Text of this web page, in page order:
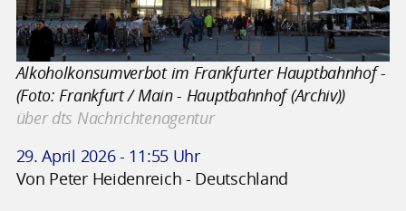
Alkoholkonsumverbot im Frankfurter Hauptbahnhof -
(Foto: Frankfurt / Main - Hauptbahnhof (Archiv))
über dts Nachrichtenagentur
29. April 2026 - 11:55 Uhr
Von Peter Heidenreich - Deutschland